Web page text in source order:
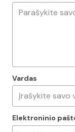
Vardas
Elektroninio